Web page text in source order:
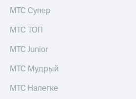
КИОН
Мой
МТС
Деньги
МТС
Накопления
Откладывайте
и получайте
Акции
МТС Супер
МТС ТОП
МТС Junior
МТС Мудрый
МТС Налегке